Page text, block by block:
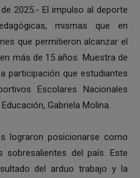
2025.- El impulso al deporte
mismas que en
que permitieron alcanzar el
más de 15 años. Muestra de
participación que estudiantes
Escolares Nacionales
Gabriela Molina.
lograron posicionarse como
sobresalientes del país. Este
del arduo trabajo y la